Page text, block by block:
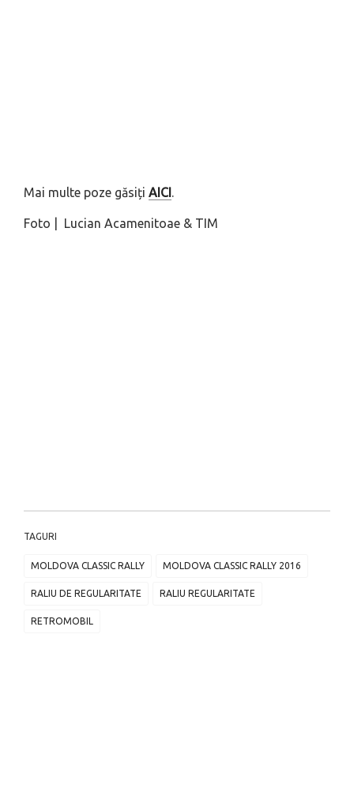
Mai multe poze găsiți AICI .
Foto | Lucian Acamenitoae & TIM
TAGURI
MOLDOVA CLASSIC RALLY MOLDOVA CLASSIC RALLY 2016
RALIU DE REGULARITATE RALIU REGULARITATE
RETROMOBIL